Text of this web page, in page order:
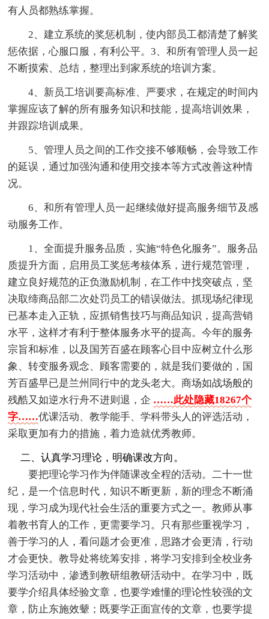
有人员都熟练掌握。
2、建立系统的奖惩机制，使内部员工都清楚了解奖
惩依据，心服口服，有利公平。3、和所有管理人员一起
不断摸索、总结，整理出到家系统的培训方案。
4、新员工培训要高标准、严要求，在规定的时间内
掌握应该了解的所有服务知识和技能，提高培训效果，
并跟踪培训成果。
5、管理人员之间的工作交接不够顺畅，会导致工作
的延误，通过加强沟通和使用交接本等方式改善这种情
况。
6、和所有管理人员一起继续做好提高服务细节及感
动服务工作。
1、全面提升服务品质，实施“特色化服务”。服务品
质提升方面，启用员工奖惩考核体系，进行规范管理，
建立良好规范的正负激励机制，在工作中找突破点，坚
决取缔商品部二次处罚员工的错误做法。抓现场纪律现
已基本走入正轨，应抓销售技巧与商品知识，提高营销
水平，这样才有利于整体服务水平的提高。今年的服务
宗旨和标准，以及国芳百盛在顾客心目中应树立什么形
象、转变服务观念、顾客需要的，就是我们要做的，国
芳百盛早已是兰州同行中的龙头老大。商场如战场般的
残酷又如逆水行舟不进则退，企 ……此处隐藏18267个
字……优课活动、教学能手、学科带头人的评选活动，
采取更加有力的措施，着力造就优秀教师。
二、认真学习理论，明确课改方向。
要把理论学习作为伴随课改全程的活动。二十一世
纪，是一个信息时代，知识不断更新，新的理念不断涌
现，学习成为现代社会生活的重要方式之一。教师从事
着教书育人的工作，更需要学习。只有那些重视学习，
善于学习的人，看问题才会更准，思路才会更清，行动
才会更快。教导处将统筹安排，将学习安排到全校业务
学习活动中，渗透到教研组教研活动中。在学习中，既
要学介绍具体经验文章，也要学难懂的理论性较强的文
章，防止东施效颦；既要学正面宣传的文章，也要学提